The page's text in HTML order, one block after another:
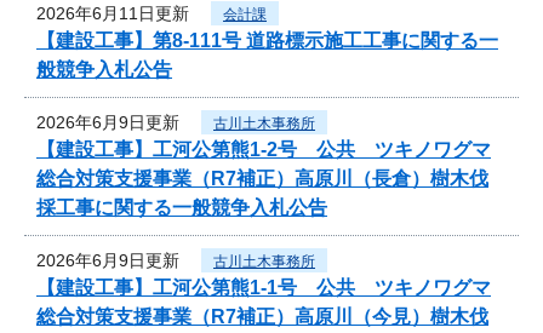
2026年6月11日更新 会計課
【建設工事】第8-111号 道路標示施工工事に関する一
般競争入札公告
2026年6月9日更新 古川土木事務所
【建設工事】工河公第熊1-2号 公共 ツキノワグマ
総合対策支援事業（R7補正）高原川（長倉）樹木伐
採工事に関する一般競争入札公告
2026年6月9日更新 古川土木事務所
【建設工事】工河公第熊1-1号 公共 ツキノワグマ
総合対策支援事業（R7補正）高原川（今見）樹木伐